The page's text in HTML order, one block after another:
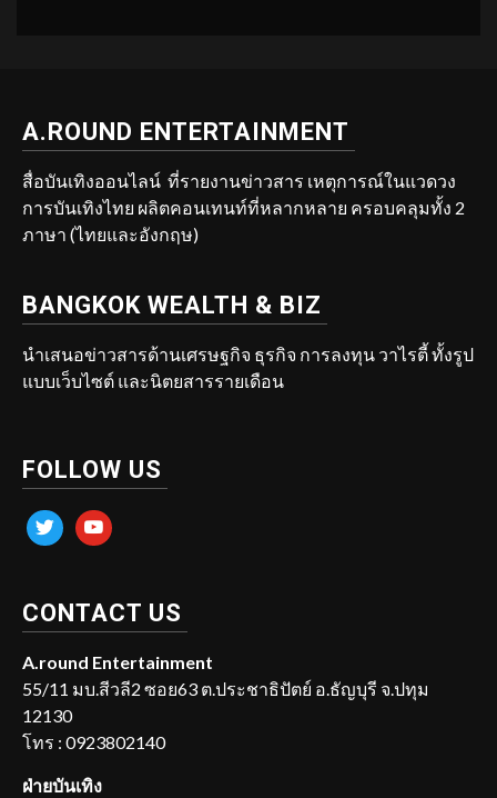
A.ROUND ENTERTAINMENT
สื่อบันเทิงออนไลน์ ที่รายงานข่าวสาร เหตุการณ์ในแวดวง
การบันเทิงไทย ผลิตคอนเทนท์ที่หลากหลาย ครอบคลุมทั้ง 2
ภาษา (ไทยและอังกฤษ)
BANGKOK WEALTH & BIZ
นำเสนอข่าวสารด้านเศรษฐกิจ ธุรกิจ การลงทุน วาไรตี้ ทั้งรูป
แบบเว็บไซต์ และนิตยสารรายเดือน
FOLLOW US
twitter youtube
CONTACT US
A.round Entertainment
55/11 มบ.สีวลี2 ซอย63 ต.ประชาธิปัตย์ อ.ธัญบุรี จ.ปทุม
12130
โทร : 0923802140
ฝ่ายบันเทิง